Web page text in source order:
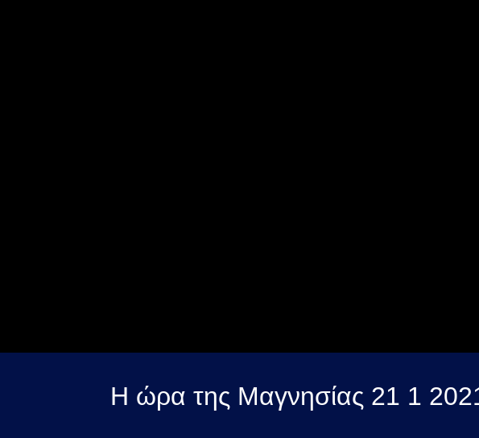
Η ώρα της Μαγνησίας 21 1